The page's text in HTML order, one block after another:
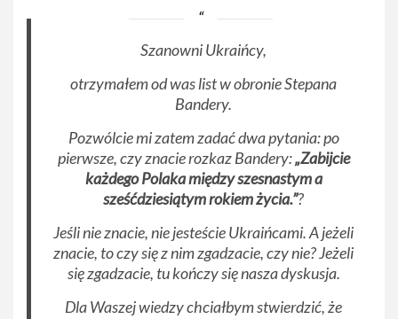
Szanowni Ukraińcy,
otrzymałem od was list w obronie Stepana
Bandery.
Pozwólcie mi zatem zadać dwa pytania: po
pierwsze, czy znacie rozkaz Bandery:„Zabijcie
każdego Polaka między szesnastym a
sześćdziesiątym rokiem życia.”?
Jeśli nie znacie, nie jesteście Ukraińcami. A jeżeli
znacie, to czy się z nim zgadzacie, czy nie? Jeżeli
się zgadzacie, tu kończy się nasza dyskusja.
Dla Waszej wiedzy chciałbym stwierdzić, że